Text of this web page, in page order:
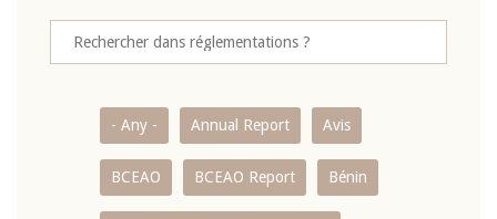
- Any - Annual Report Avis
BCEAO BCEAO Report Bénin